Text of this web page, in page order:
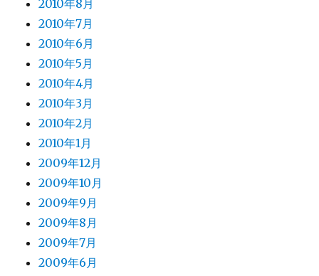
2010年8月
2010年7月
2010年6月
2010年5月
2010年4月
2010年3月
2010年2月
2010年1月
2009年12月
2009年10月
2009年9月
2009年8月
2009年7月
2009年6月